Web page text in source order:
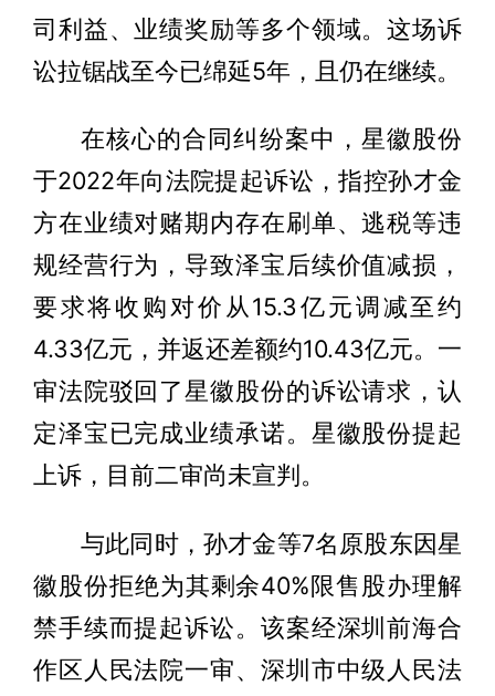
司利益、业绩奖励等多个领域。这场诉
讼拉锯战至今已绵延5年，且仍在继续。
在核心的合同纠纷案中，星徽股份
于2022年向法院提起诉讼，指控孙才金
方在业绩对赌期内存在刷单、逃税等违
规经营行为，导致泽宝后续价值减损，
要求将收购对价从15.3亿元调减至约
4.33亿元，并返还差额约10.43亿元。一
审法院驳回了星徽股份的诉讼请求，认
定泽宝已完成业绩承诺。星徽股份提起
上诉，目前二审尚未宣判。
与此同时，孙才金等7名原股东因星
徽股份拒绝为其剩余40%限售股办理解
禁手续而提起诉讼。该案经深圳前海合
作区人民法院一审、深圳市中级人民法